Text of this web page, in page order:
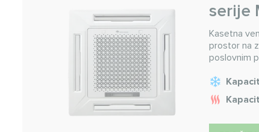
serije
Kasetna
prostor na
poslovnim